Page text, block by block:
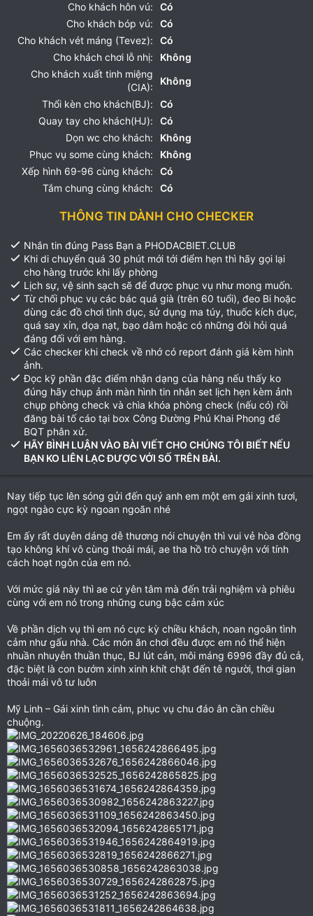
Cho khách hôn vú:
Có
Cho khách bóp vú:
Có
Cho khách vét máng (Tevez):
Có
Cho khách chơi lỗ nhị:
Không
Cho khách xuất tinh miệng
(CIA):
Không
Thổi kèn cho khách(BJ):
Có
Quay tay cho khách(HJ):
Có
Dọn wc cho khách:
Không
Phục vụ some cùng khách:
Không
Xếp hình 69-96 cùng khách:
Có
Tắm chung cùng khách:
Có
THÔNG TIN DÀNH CHO CHECKER
Nhắn tin đúng Pass Bạn a PHODACBIET.CLUB
Khi di chuyển quá 30 phút mới tới điểm hẹn thì hãy gọi lại
cho hàng trước khi lấy phòng
Lịch sự, vệ sinh sạch sẽ để được phục vụ như mong muốn.
Từ chối phục vụ các bác quá già (trên 60 tuổi), đeo Bi hoặc
dùng các đồ chơi tình dục, sử dụng ma túy, thuốc kích dục,
quá say xỉn, dọa nạt, bạo dâm hoặc có những đòi hỏi quá
đáng đối với em hàng.
Các checker khi check về nhớ có report đánh giá kèm hình
ảnh.
Đọc kỹ phần đặc điểm nhận dạng của hàng nếu thấy ko
đúng hãy chụp ảnh màn hình tin nhắn set lịch hẹn kèm ảnh
chụp phòng check và chìa khóa phòng check (nếu có) rồi
đăng bài tố cáo tại box Công Đường Phủ Khai Phong để
BQT phân xử.
HÃY BÌNH LUẬN VÀO BÀI VIẾT CHO CHÚNG TÔI BIẾT NẾU
BẠN KO LIÊN LẠC ĐƯỢC VỚI SỐ TRÊN BÀI.
Nay tiếp tục lên sóng gửi đến quý anh em một em gái xinh tươi,
ngọt ngào cực kỳ ngoan ngoãn nhé
Em ấy rất duyên dáng dễ thương nói chuyện thì vui vẻ hòa đồng
tạo không khí vô cùng thoải mái, ae tha hồ trò chuyện với tính
cách hoạt ngôn của em nó.
Với mức giá này thì ae cứ yên tâm mà đến trải nghiệm và phiêu
cùng với em nó trong những cung bậc cảm xúc
Về phần dịch vụ thì em nó cực kỳ chiều khách, noan ngoãn tình
cảm như gấu nhà. Các món ăn chơi đều được em nó thể hiện
nhuần nhuyễn thuần thục, BJ lút cán, môi máng 6996 đầy đủ cả,
đặc biệt là con bướm xinh xinh khít chặt đến tê người, thơi gian
thoải mái vô tư luôn
Mỹ Linh – Gái xinh tình cảm, phục vụ chu đáo ân cần chiều
chuộng.